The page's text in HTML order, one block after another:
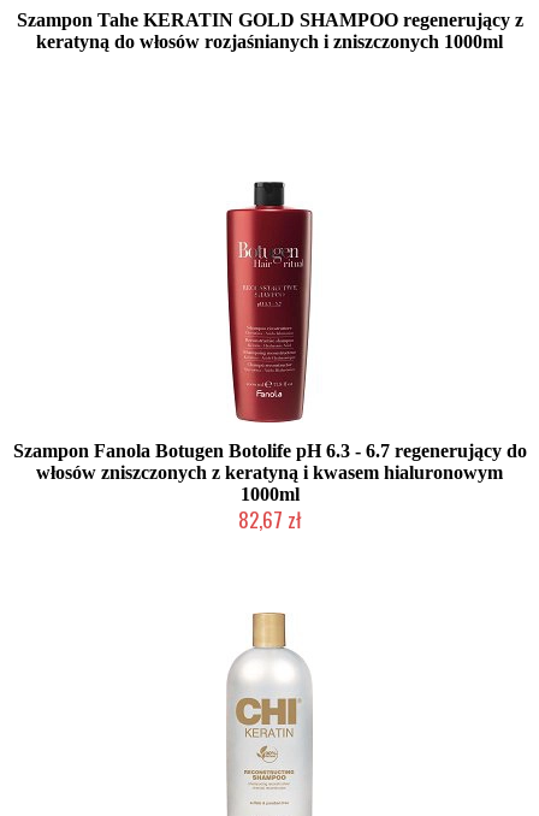
Szampon Tahe KERATIN GOLD SHAMPOO regenerujący z
keratyną do włosów rozjaśnianych i zniszczonych 1000ml
Szampon Fanola Botugen Botolife pH 6.3 - 6.7 regenerujący do
włosów zniszczonych z keratyną i kwasem hialuronowym
1000ml
82,67 zł